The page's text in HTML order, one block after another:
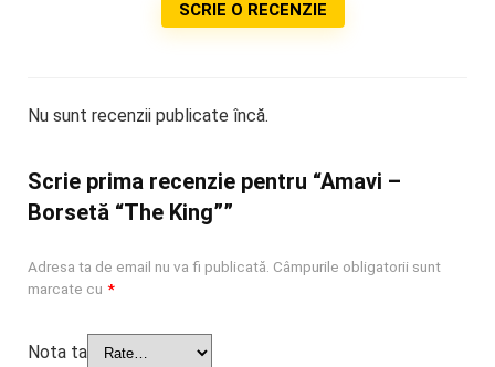
SCRIE O RECENZIE
Nu sunt recenzii publicate încă.
Scrie prima recenzie pentru “Amavi –
Borsetă “The King””
Adresa ta de email nu va fi publicată. Câmpurile obligatorii sunt
marcate cu *
Nota ta